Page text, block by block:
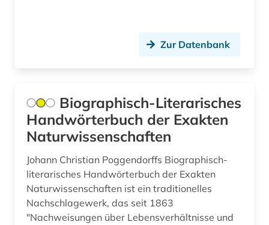
militärwesen (1)
molekularbiologie (2)
musik (2)
musikwissenschaft (1)
nachhaltige entwicklung (1)
nachhaltigkeit (1)
Zur Datenbank
Biographisch-Literarisches
Handwörterbuch der Exakten
Naturwissenschaften
Johann Christian Poggendorffs Biographisch-
literarisches Handwörterbuch der Exakten
Naturwissenschaften ist ein traditionelles
Nachschlagewerk, das seit 1863
"Nachweisungen über Lebensverhältnisse und